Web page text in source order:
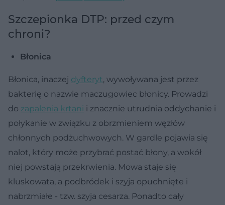
Szczepionka DTP: przed czym
chroni?
Błonica
Błonica, inaczej dyfteryt, wywoływana jest przez
bakterię o nazwie maczugowiec błonicy. Prowadzi
do zapalenia krtani i znacznie utrudnia oddychanie i
połykanie w związku z obrzmieniem węzłów
chłonnych podżuchwowych. W gardle pojawia się
nalot, który może przybrać postać błony, a wokół
niej powstają przekrwienia. Mowa staje się
kluskowata, a podbródek i szyja opuchnięte i
nabrzmiałe - tzw. szyja cesarza. Ponadto cały